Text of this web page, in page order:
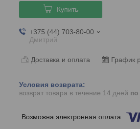
Купить
+375 (44) 703-80-00
Дмитрий
Доставка и оплата График
возврат товара в течение 14 дней